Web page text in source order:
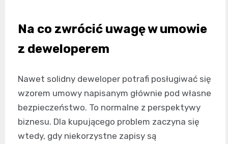
Na co zwrócić uwagę w umowie
z deweloperem
Nawet solidny deweloper potrafi posługiwać się
wzorem umowy napisanym głównie pod własne
bezpieczeństwo. To normalne z perspektywy
biznesu. Dla kupującego problem zaczyna się
wtedy, gdy niekorzystne zapisy są